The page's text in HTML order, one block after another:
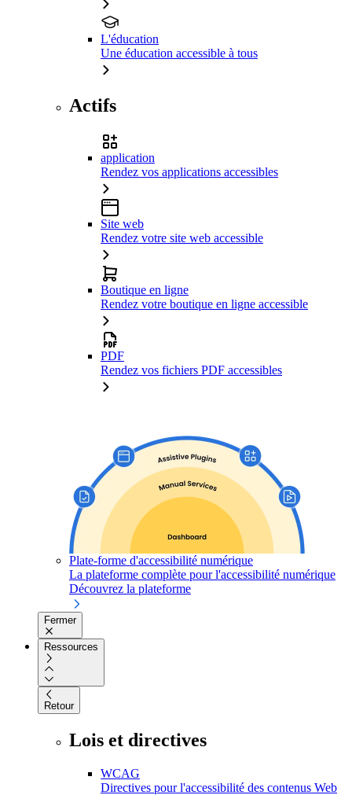
L'éducation
Une éducation accessible à tous
Actifs
application
Rendez vos applications accessibles
Site web
Rendez votre site web accessible
Boutique en ligne
Rendez votre boutique en ligne accessible
PDF
Rendez vos fichiers PDF accessibles
Plate-forme d'accessibilité numérique
La plateforme complète pour l'accessibilité numérique
Découvrez la plateforme
Fermer
Ressources
Retour
Lois et directives
WCAG
Directives pour l'accessibilité des contenus Web